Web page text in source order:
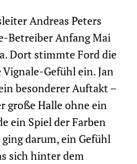
Andreas Peters
Betreiber Anfang Mai
Dort stimmte Ford die
Gefühl ein. Jan
besonderer Auftakt –
große Halle ohne ein
ein Spiel der Farben
darum, ein Gefühl
sich hinter dem